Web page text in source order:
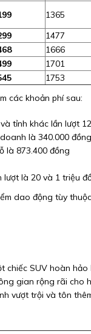
1365
1477
1666
1701
1753
các khoản phí sau:
tỉnh khác lần lượt
là 340.000 đồng
là 873.400 đồng
lượt là 20 và 1 triệu
dao động tùy
chiếc SUV hoàn
gian rộng rãi cho
vượt trội và tôn